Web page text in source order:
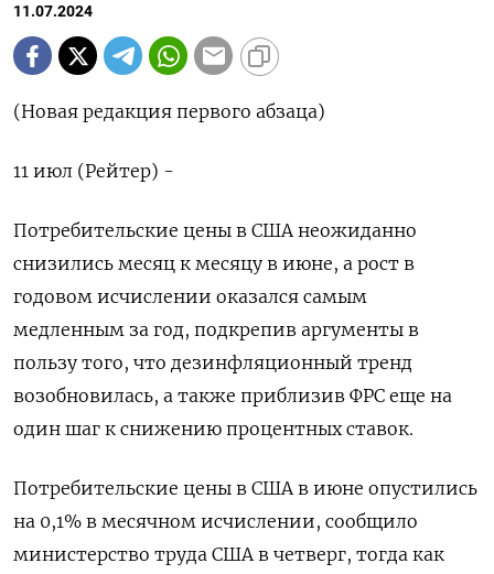
11.07.2024
(Новая редакция первого абзаца)
11 июл (Рейтер) -
Потребительские цены в США неожиданно
снизились месяц к месяцу в июне, а рост в
годовом исчислении оказался самым
медленным за год, подкрепив аргументы в
пользу того, что дезинфляционный тренд
возобновилась, а также приблизив ФРС еще на
один шаг к снижению процентных ставок.
Потребительские цены в США в июне опустились
на 0,1% в месячном исчислении, сообщило
министерство труда США в четверг, тогда как